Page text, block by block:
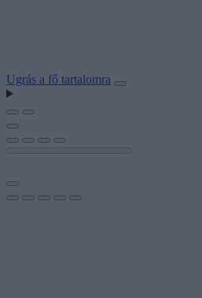
Ugrás a fő tartalomra